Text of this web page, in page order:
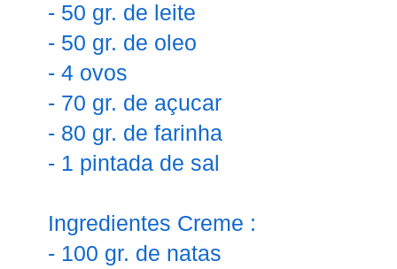
- 50 gr. de leite
- 50 gr. de oleo
- 4 ovos
- 70 gr. de açucar
- 80 gr. de farinha
- 1 pintada de sal
Ingredientes Creme :
- 100 gr. de natas